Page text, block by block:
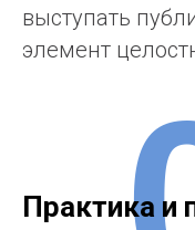
обоснованно
английском,